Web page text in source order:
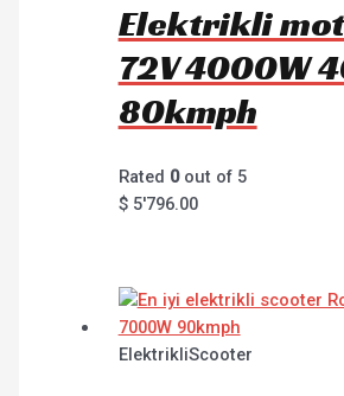
Elektrikli
72V 4000W
80kmph
Rated 0out of 5
$5'796.00
ElektrikliScooter